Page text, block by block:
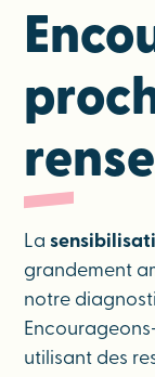
La
grandement
notre
utilisant des